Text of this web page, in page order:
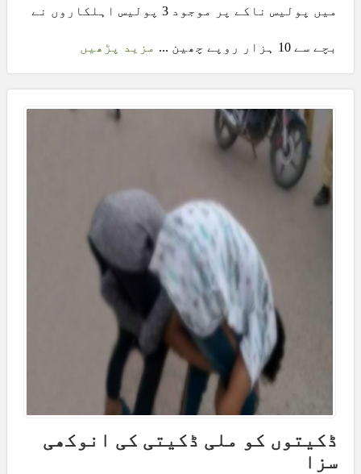
میں پولیس ناکے پر موجود 3 پولیس اہلکاروں نے
بچے سے 10 ہزار روپے چھین ... مزید پڑھیں
ڈکیتوں کو ملی ڈکیتی کی انوکھی
سزا